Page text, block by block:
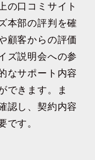
の口コミサイト
本部の評判を確
顧客からの評価
ズ説明会への参
なサポート内容
できます。ま
認し、契約内容
です。